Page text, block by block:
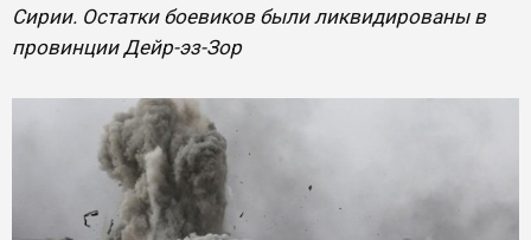
Сирии. Остатки боевиков были ликвидированы в
провинции Дейр-эз-Зор